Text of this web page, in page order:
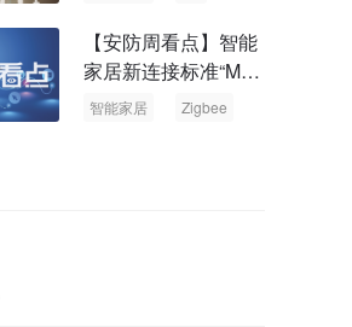
【安防周看点】智能
家居新连接标准“Matt
er” Zigbee联盟更名
智能家居 Zigbee